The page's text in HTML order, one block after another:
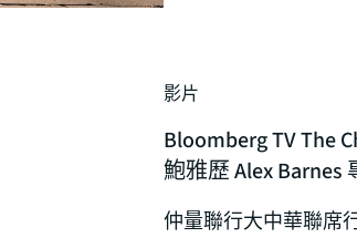
影片
Bloomberg TV The
鮑雅歷 Alex Barnes
仲量聯行大中華聯席